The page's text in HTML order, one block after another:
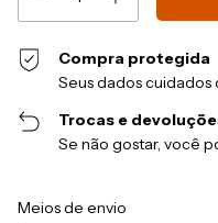
Compra protegida
Seus dados
Trocas e
Se não gostar, você
Entregas para o CEP:
Meios de envio